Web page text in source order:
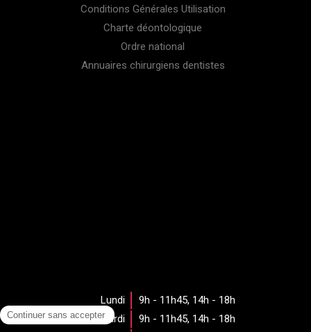
Conditions Générales Utilisation
Charte déontologique
Ordre national
Annuaires chirurgiens dentistes
Lundi 9h - 11h45, 14h - 18h
Mardi
9h - 11h45, 14h - 18h